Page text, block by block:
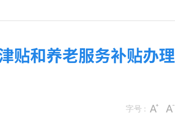
贴和养老服务补贴办
字号 :